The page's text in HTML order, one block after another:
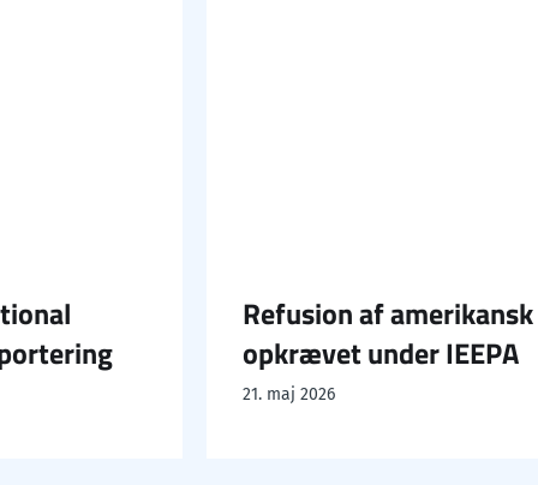
Refusion af amerikansk
opkrævet under IEEPA
21. maj 2026